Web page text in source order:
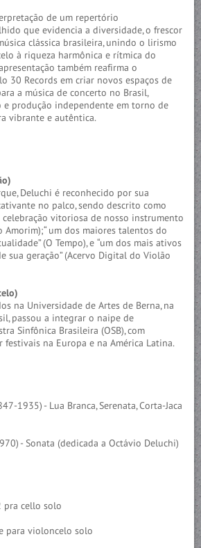
de um repertório
que evidencia a diversidade, o frescor
clássica brasileira, unindo o lirismo
à riqueza harmônica e rítmica do
também reafirma o
30 Records em criar novos espaços de
a música de concerto no Brasil,
produção independente em torno de
vibrante e autêntica.
Deluchi é reconhecido por sua
no palco, sendo descrito como
celebração vitoriosa de nosso instrumento
Amorim);“ um dos maiores talentos do
(O Tempo), e “um dos mais ativos
sua geração” (Acervo Digital do Violão
na Universidade de Artes de Berna, na
passou a integrar o naipe de
Sinfônica Brasileira (OSB), com
na Europa e na América Latina.
1935) - Lua Branca, Serenata, Corta-Jaca
- Sonata (dedicada a Octávio Deluchi)
pra cello solo
para violoncelo solo